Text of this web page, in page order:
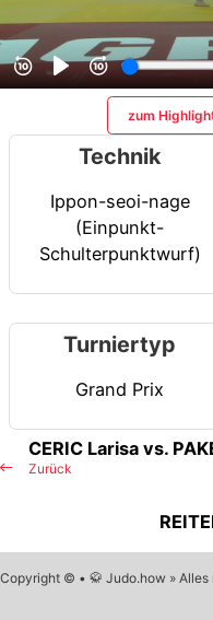
zum
Technik
Ippon-seoi-nage
(Einpunkt-
Schulterpunktwurf)
Turniertyp
Grand Prix
Zurück
CERIC Larisa vs.
Copyright © • 🥋 Judo.how » Alles